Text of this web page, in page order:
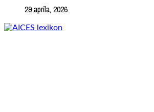
29 apríla, 2026